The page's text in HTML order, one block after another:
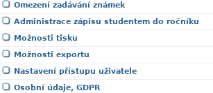
Omezení zadávání známek
Administrace zápisu studentem do ročníku
Možnosti tisku
Možnosti exportu
Nastavení přístupu uživatele
Osobní údaje, GDPR